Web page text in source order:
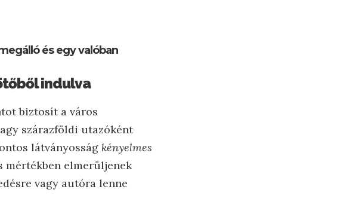
és egy valóban
indulva
biztosít a város
szárazföldi utazóként
látványosság kényelmes
mértékben elmerüljenek
vagy autóra lenne